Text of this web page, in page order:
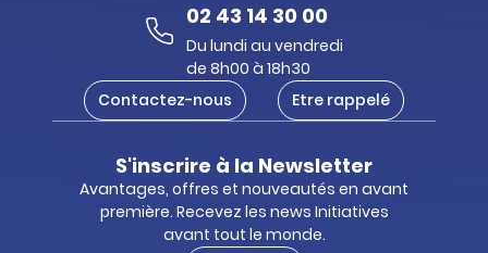
02 43 14 30 00
Du lundi au vendredi
de 8h00 à 18h30
Contactez-nous
Etre rappelé
S'inscrire à la Newsletter
Avantages, offres et nouveautés en avant
première. Recevez les news Initiatives
avant tout le monde.